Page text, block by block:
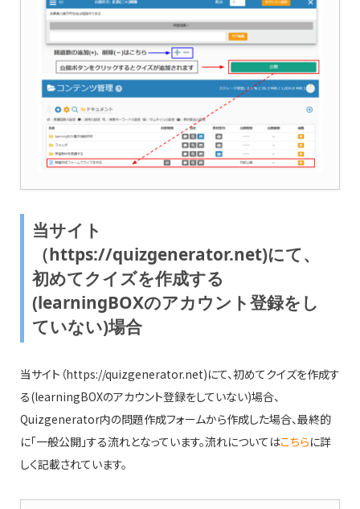
当サイト
（https://quizgenerator.net)にて、
初めてクイズを作成する
(learningBOXのアカウント登録をし
ていない)場合
当サイト（https://quizgenerator.net)にて、初めてクイズを作成す
る(learningBOXのアカウント登録をしていない)場合、
Quizgenerator内の問題作成フォームから作成した場合、最終的
に「一般公開」する流れとなっています。流れについてはこちらに詳
しく記載されています。